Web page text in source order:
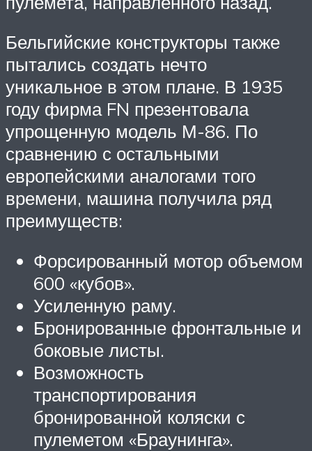
Бельгийские конструкторы также
пытались создать нечто
уникальное в этом плане. В 1935
году фирма FN презентовала
упрощенную модель М-86. По
сравнению с остальными
европейскими аналогами того
времени, машина получила ряд
преимуществ:
Форсированный мотор объемом
600 «кубов».
Усиленную раму.
Бронированные фронтальные и
боковые листы.
Возможность
транспортирования
бронированной коляски с
пулеметом «Браунинга».